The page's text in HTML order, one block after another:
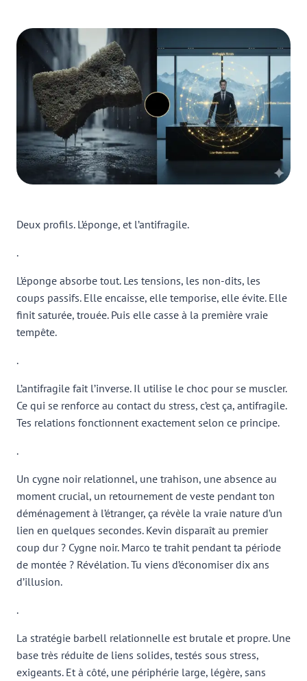
Deux profils. L’éponge, et l’antifragile.
.
L’éponge absorbe tout. Les tensions, les non-dits, les
coups passifs. Elle encaisse, elle temporise, elle évite. Elle
finit saturée, trouée. Puis elle casse à la première vraie
tempête.
.
L’antifragile fait l’inverse. Il utilise le choc pour se muscler.
Ce qui se renforce au contact du stress, c’est ça, antifragile.
Tes relations fonctionnent exactement selon ce principe.
.
Un cygne noir relationnel, une trahison, une absence au
moment crucial, un retournement de veste pendant ton
déménagement à l’étranger, ça révèle la vraie nature d’un
lien en quelques secondes. Kevin disparaît au premier
coup dur ? Cygne noir. Marco te trahit pendant ta période
de montée ? Révélation. Tu viens d’économiser dix ans
d’illusion.
.
La stratégie barbell relationnelle est brutale et propre. Une
base très réduite de liens solides, testés sous stress,
exigeants. Et à côté, une périphérie large, légère, sans